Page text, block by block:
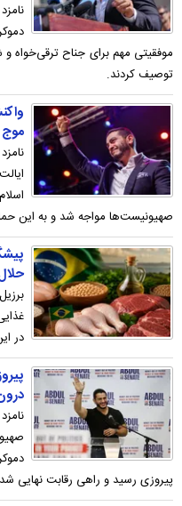
موفقیتی مهم برای جناح ترقی‌خواه
توصیف کردند.
موج
صهیونیست‌ها مواجه شد و به این
در
پیروزی رسید و راهی رقابت نهایی